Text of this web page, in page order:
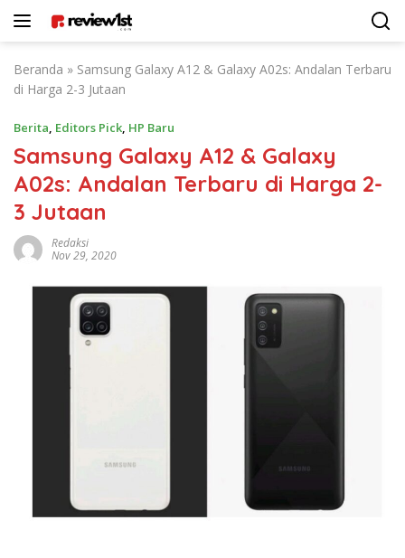
Beranda » Samsung Galaxy A12 & Galaxy A02s: Andalan Terbaru
di Harga 2-3 Jutaan
Berita, Editors Pick, HP Baru
Samsung Galaxy A12 & Galaxy
A02s: Andalan Terbaru di Harga 2-
3 Jutaan
Redaksi
Nov 29, 2020